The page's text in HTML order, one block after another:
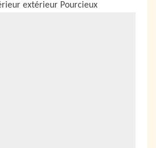
extérieur Pourcieux